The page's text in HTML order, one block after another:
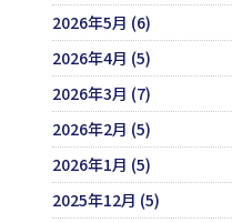
2026年5月 (6)
2026年4月 (5)
2026年3月 (7)
2026年2月 (5)
2026年1月 (5)
2025年12月 (5)